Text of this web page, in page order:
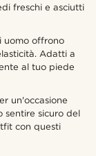
freschi e asciutti
uomo offrono
Adatti a
al tuo piede
un'occasione
sentire sicuro del
con questi